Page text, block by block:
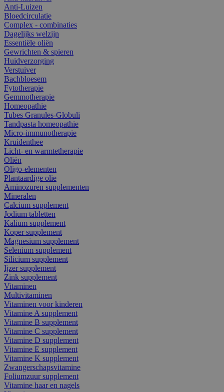
Anti-Luizen
Bloedcirculatie
Complex - combinaties
Dagelijks welzijn
Essentiële oliën
Gewrichten & spieren
Huidverzorging
Verstuiver
Bachbloesem
Fytotherapie
Gemmotherapie
Homeopathie
Tubes Granules-Globuli
Tandpasta homeopathie
Micro-immunotherapie
Kruidenthee
Licht- en warmtetherapie
Oliën
Oligo-elementen
Plantaardige olie
Aminozuren supplementen
Mineralen
Calcium supplement
Jodium tabletten
Kalium supplement
Koper supplement
Magnesium supplement
Selenium supplement
Silicium supplement
Ijzer supplement
Zink supplement
Vitaminen
Multivitaminen
Vitaminen voor kinderen
Vitamine A supplement
Vitamine B supplement
Vitamine C supplement
Vitamine D supplement
Vitamine E supplement
Vitamine K supplement
Zwangerschapsvitamine
Foliumzuur supplement
Vitamine haar en nagels